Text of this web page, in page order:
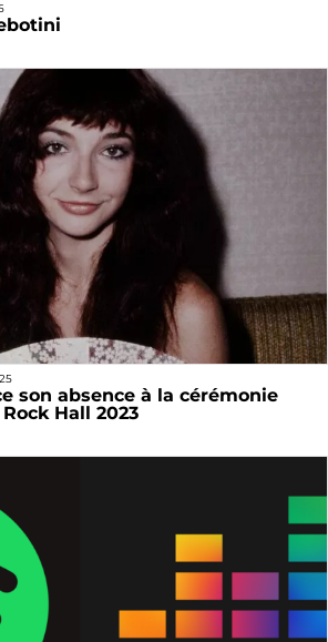
son absence à la cérémonie
Hall 2023